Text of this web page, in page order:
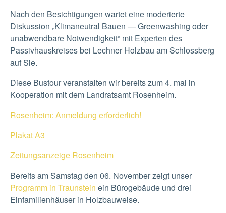
Nach den Besichtigungen wartet eine moderierte
Diskussion „Klimaneutral Bauen — Greenwashing oder
unabwendbare Notwendigkeit“ mit Experten des
Passivhauskreises bei Lechner Holzbau am Schlossberg
auf Sie.
Diese Bustour veranstalten wir bereits zum 4. mal in
Kooperation mit dem Landratsamt Rosenheim.
Rosenheim: Anmeldung erforderlich!
Plakat A3
Zeitungsanzeige Rosenheim
Bereits am Samstag den 06. November zeigt unser
Programm in Traunstein ein Bürogebäude und drei
Einfamilienhäuser in Holzbauweise.